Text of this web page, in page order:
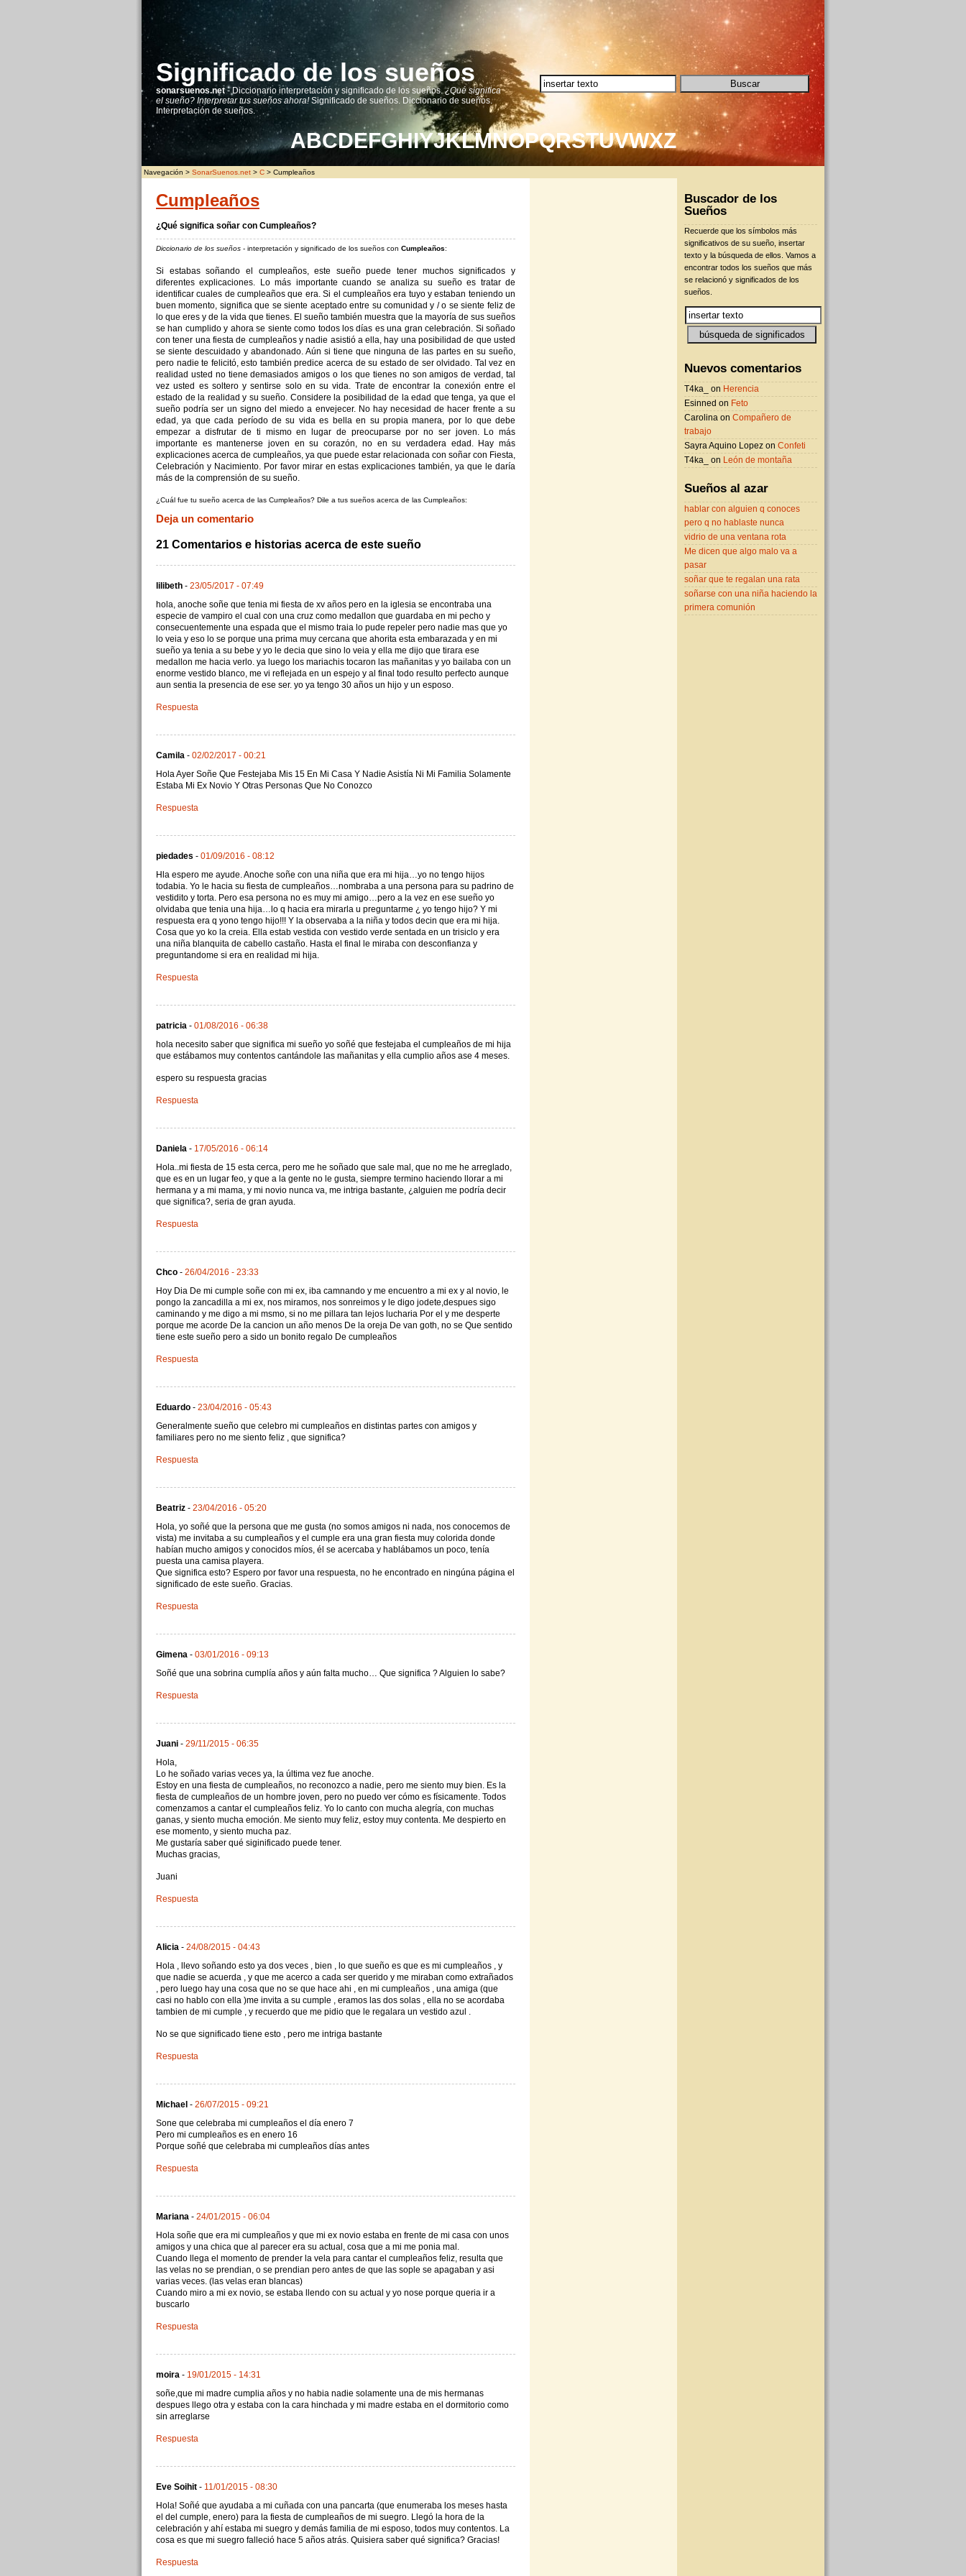
Significado de los sueños
sonarsuenos.net- Diccionario interpretación y significado de los sueños.¿Qué significa
el sueño? Interpretar tus sueños ahora!Significado de sueños. Diccionario de sueños.
Interpretación de sueños.
ABCDEFGHIYJKLMNOPQRSTUVWXZ
Navegación > SonarSuenos.net > C > Cumpleaños
Cumpleaños
¿Qué significa soñar con Cumpleaños?
Diccionario de los sueños - interpretación y significado de los sueños con Cumpleaños:
Si estabas soñando el cumpleaños, este sueño puede tener muchos significados y
diferentes explicaciones. Lo más importante cuando se analiza su sueño es tratar de
identificar cuales de cumpleaños que era. Si el cumpleaños era tuyo y estaban teniendo un
buen momento, significa que se siente aceptado entre su comunidad y / o se siente feliz de
lo que eres y de la vida que tienes. El sueño también muestra que la mayoría de sus sueños
se han cumplido y ahora se siente como todos los días es una gran celebración. Si soñado
con tener una fiesta de cumpleaños y nadie asistió a ella, hay una posibilidad de que usted
se siente descuidado y abandonado. Aún si tiene que ninguna de las partes en su sueño,
pero nadie te felicitó, esto también predice acerca de su estado de ser olvidado. Tal vez en
realidad usted no tiene demasiados amigos o los que tienes no son amigos de verdad, tal
vez usted es soltero y sentirse solo en su vida. Trate de encontrar la conexión entre el
estado de la realidad y su sueño. Considere la posibilidad de la edad que tenga, ya que el
sueño podría ser un signo del miedo a envejecer. No hay necesidad de hacer frente a su
edad, ya que cada período de su vida es bella en su propia manera, por lo que debe
empezar a disfrutar de ti mismo en lugar de preocuparse por no ser joven. Lo más
importante es mantenerse joven en su corazón, no en su verdadera edad. Hay más
explicaciones acerca de cumpleaños, ya que puede estar relacionada con soñar con Fiesta,
Celebración y Nacimiento. Por favor mirar en estas explicaciones también, ya que le daría
más de la comprensión de su sueño.
¿Cuál fue tu sueño acerca de las Cumpleaños? Dile a tus sueños acerca de las Cumpleaños:
Deja un comentario
21 Comentarios e historias acerca de este sueño
lilibeth - 23/05/2017 - 07:49
hola, anoche soñe que tenia mi fiesta de xv años pero en la iglesia se encontraba una
especie de vampiro el cual con una cruz como medallon que guardaba en mi pecho y
consecuentemente una espada que el mismo traia lo pude repeler pero nadie mas que yo
lo veia y eso lo se porque una prima muy cercana que ahorita esta embarazada y en mi
sueño ya tenia a su bebe y yo le decia que sino lo veia y ella me dijo que tirara ese
medallon me hacia verlo. ya luego los mariachis tocaron las mañanitas y yo bailaba con un
enorme vestido blanco, me vi reflejada en un espejo y al final todo resulto perfecto aunque
aun sentia la presencia de ese ser. yo ya tengo 30 años un hijo y un esposo.
Respuesta
Camila - 02/02/2017 - 00:21
Hola Ayer Soñe Que Festejaba Mis 15 En Mi Casa Y Nadie Asistía Ni Mi Familia Solamente
Estaba Mi Ex Novio Y Otras Personas Que No Conozco
Respuesta
piedades - 01/09/2016 - 08:12
Hla espero me ayude. Anoche soñe con una niña que era mi hija…yo no tengo hijos
todabia. Yo le hacia su fiesta de cumpleaños…nombraba a una persona para su padrino de
vestidito y torta. Pero esa persona no es muy mi amigo…pero a la vez en ese sueño yo
olvidaba que tenia una hija…lo q hacia era mirarla u preguntarme ¿ yo tengo hijo? Y mi
respuesta era q yono tengo hijo!!! Y la observaba a la niña y todos decin que era mi hija.
Cosa que yo ko la creia. Ella estab vestida con vestido verde sentada en un trisiclo y era
una niña blanquita de cabello castaño. Hasta el final le miraba con desconfianza y
preguntandome si era en realidad mi hija.
Respuesta
patricia - 01/08/2016 - 06:38
hola necesito saber que significa mi sueño yo soñé que festejaba el cumpleaños de mi hija
que estábamos muy contentos cantándole las mañanitas y ella cumplio años ase 4 meses.
espero su respuesta gracias
Respuesta
Daniela - 17/05/2016 - 06:14
Hola..mi fiesta de 15 esta cerca, pero me he soñado que sale mal, que no me he arreglado,
que es en un lugar feo, y que a la gente no le gusta, siempre termino haciendo llorar a mi
hermana y a mi mama, y mi novio nunca va, me intriga bastante, ¿alguien me podría decir
que significa?, seria de gran ayuda.
Respuesta
Chco - 26/04/2016 - 23:33
Hoy Dia De mi cumple soñe con mi ex, iba camnando y me encuentro a mi ex y al novio, le
pongo la zancadilla a mi ex, nos miramos, nos sonreimos y le digo jodete,despues sigo
caminando y me digo a mi msmo, si no me pillara tan lejos lucharia Por el y me desperte
porque me acorde De la cancion un año menos De la oreja De van goth, no se Que sentido
tiene este sueño pero a sido un bonito regalo De cumpleaños
Respuesta
Eduardo - 23/04/2016 - 05:43
Generalmente sueño que celebro mi cumpleaños en distintas partes con amigos y
familiares pero no me siento feliz , que significa?
Respuesta
Beatriz - 23/04/2016 - 05:20
Hola, yo soñé que la persona que me gusta (no somos amigos ni nada, nos conocemos de
vista) me invitaba a su cumpleaños y el cumple era una gran fiesta muy colorida donde
habían mucho amigos y conocidos míos, él se acercaba y hablábamos un poco, tenía
puesta una camisa playera.
Que significa esto? Espero por favor una respuesta, no he encontrado en ningúna página el
significado de este sueño. Gracias.
Respuesta
Gimena - 03/01/2016 - 09:13
Soñé que una sobrina cumplía años y aún falta mucho… Que significa ? Alguien lo sabe?
Respuesta
Juani - 29/11/2015 - 06:35
Hola,
Lo he soñado varias veces ya, la última vez fue anoche.
Estoy en una fiesta de cumpleaños, no reconozco a nadie, pero me siento muy bien. Es la
fiesta de cumpleaños de un hombre joven, pero no puedo ver cómo es físicamente. Todos
comenzamos a cantar el cumpleaños feliz. Yo lo canto con mucha alegría, con muchas
ganas, y siento mucha emoción. Me siento muy feliz, estoy muy contenta. Me despierto en
ese momento, y siento mucha paz.
Me gustaría saber qué siginificado puede tener.
Muchas gracias,
Juani
Respuesta
Alicia - 24/08/2015 - 04:43
Hola , llevo soñando esto ya dos veces , bien , lo que sueño es que es mi cumpleaños , y
que nadie se acuerda , y que me acerco a cada ser querido y me miraban como extrañados
, pero luego hay una cosa que no se que hace ahi , en mi cumpleaños , una amiga (que
casi no hablo con ella )me invita a su cumple , eramos las dos solas , ella no se acordaba
tambien de mi cumple , y recuerdo que me pidio que le regalara un vestido azul .
No se que significado tiene esto , pero me intriga bastante
Respuesta
Michael - 26/07/2015 - 09:21
Sone que celebraba mi cumpleaños el día enero 7
Pero mi cumpleaños es en enero 16
Porque soñé que celebraba mi cumpleaños días antes
Respuesta
Mariana - 24/01/2015 - 06:04
Hola soñe que era mi cumpleaños y que mi ex novio estaba en frente de mi casa con unos
amigos y una chica que al parecer era su actual, cosa que a mi me ponia mal.
Cuando llega el momento de prender la vela para cantar el cumpleaños feliz, resulta que
las velas no se prendian, o se prendian pero antes de que las sople se apagaban y asi
varias veces. (las velas eran blancas)
Cuando miro a mi ex novio, se estaba llendo con su actual y yo nose porque queria ir a
buscarlo
Respuesta
moira - 19/01/2015 - 14:31
soñe,que mi madre cumplia años y no habia nadie solamente una de mis hermanas
despues llego otra y estaba con la cara hinchada y mi madre estaba en el dormitorio como
sin arreglarse
Respuesta
Eve Soihit - 11/01/2015 - 08:30
Hola! Soñé que ayudaba a mi cuñada con una pancarta (que enumeraba los meses hasta
el del cumple, enero) para la fiesta de cumpleaños de mi suegro. Llegó la hora de la
celebración y ahí estaba mi suegro y demás familia de mi esposo, todos muy contentos. La
cosa es que mi suegro falleció hace 5 años atrás. Quisiera saber qué significa? Gracias!
Respuesta
Buscador de los
Sueños
Recuerde que los símbolos más
significativos de su sueño, insertar
texto y la búsqueda de ellos. Vamos a
encontrar todos los sueños que más
se relacionó y significados de los
sueños.
Nuevos comentarios
T4ka_ on Herencia
Esinned on Feto
Carolina on Compañero de
trabajo
Sayra Aquino Lopez on Confeti
T4ka_ on León de montaña
Sueños al azar
hablar con alguien q conoces
pero q no hablaste nunca
vidrio de una ventana rota
Me dicen que algo malo va a
pasar
soñar que te regalan una rata
soñarse con una niña haciendo la
primera comunión